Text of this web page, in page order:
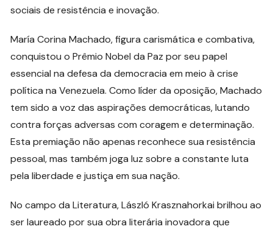
sociais de resistência e inovação.
María Corina Machado, figura carismática e combativa,
conquistou o Prêmio Nobel da Paz por seu papel
essencial na defesa da democracia em meio à crise
política na Venezuela. Como líder da oposição, Machado
tem sido a voz das aspirações democráticas, lutando
contra forças adversas com coragem e determinação.
Esta premiação não apenas reconhece sua resistência
pessoal, mas também joga luz sobre a constante luta
pela liberdade e justiça em sua nação.
No campo da Literatura, László Krasznahorkai brilhou ao
ser laureado por sua obra literária inovadora que